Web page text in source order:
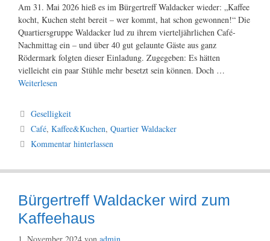
Am 31. Mai 2026 hieß es im Bürgertreff Waldacker wieder: „Kaffee
kocht, Kuchen steht bereit – wer kommt, hat schon gewonnen!“ Die
Quartiersgruppe Waldacker lud zu ihrem vierteljährlichen Café-
Nachmittag ein – und über 40 gut gelaunte Gäste aus ganz
Rödermark folgten dieser Einladung. Zugegeben: Es hätten
vielleicht ein paar Stühle mehr besetzt sein können. Doch …
Weiterlesen
Kategorien
Geselligkeit
Schlagwörter
Café,Kaffee&Kuchen,Quartier Waldacker
Kommentar hinterlassen
Bürgertreff Waldacker wird zum
Kaffeehaus